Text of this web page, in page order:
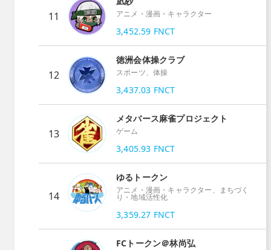
11 アニメ・漫画・キャラクター
3,452.59 FNCT
12
徳洲会体操クラブ
スポーツ、体操
3,437.03 FNCT
13
メタバース麻雀プロジェクト
ゲーム
3,405.93 FNCT
14
ゆるトークン
アニメ・漫画・キャラクター、まちづく
り・地域活性化
3,359.27 FNCT
FCトークン＠林尚弘